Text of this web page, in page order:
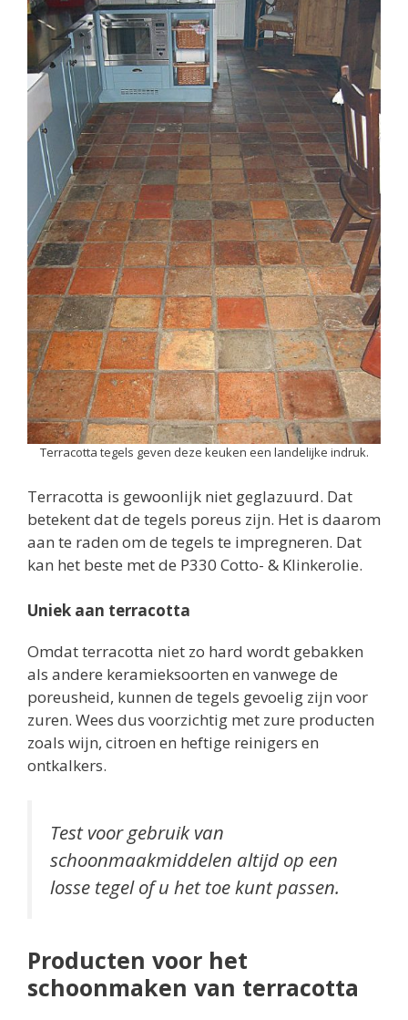
Terracotta tegels geven deze keuken een landelijke indruk.
Terracotta is gewoonlijk niet geglazuurd. Dat
betekent dat de tegels poreus zijn. Het is daarom
aan te raden om de tegels te impregneren. Dat
kan het beste met de P330 Cotto- & Klinkerolie.
Uniek aan terracotta
Omdat terracotta niet zo hard wordt gebakken
als andere keramieksoorten en vanwege de
poreusheid, kunnen de tegels gevoelig zijn voor
zuren. Wees dus voorzichtig met zure producten
zoals wijn, citroen en heftige reinigers en
ontkalkers.
Test voor gebruik van
schoonmaakmiddelen altijd op een
losse tegel of u het toe kunt passen.
Producten voor het
schoonmaken van terracotta